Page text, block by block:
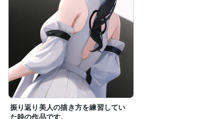
振り返り美人の描き方を練習してい
た時の作品です。